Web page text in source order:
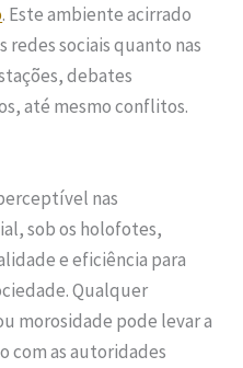
. Este ambiente acirrado
sociais quanto nas
debates
até mesmo conflitos.
nas
sob os holofotes,
e eficiência para
Qualquer
morosidade pode levar a
com as autoridades